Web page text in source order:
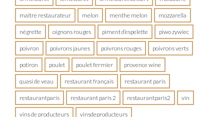
maître restaurateur melon menthe melon mozzarella
négrette oignons rouges piment d’espelette piwo zywiec
poivron poivrons jaunes poivrons rouges poivrons verts
potiron poulet poulet fermier provence wine
quasi de veau restaurant français restaurant paris
restaurantparis restaurant paris 2 restaurantparis2 vin
vins de producteurs vinsdeproducteurs